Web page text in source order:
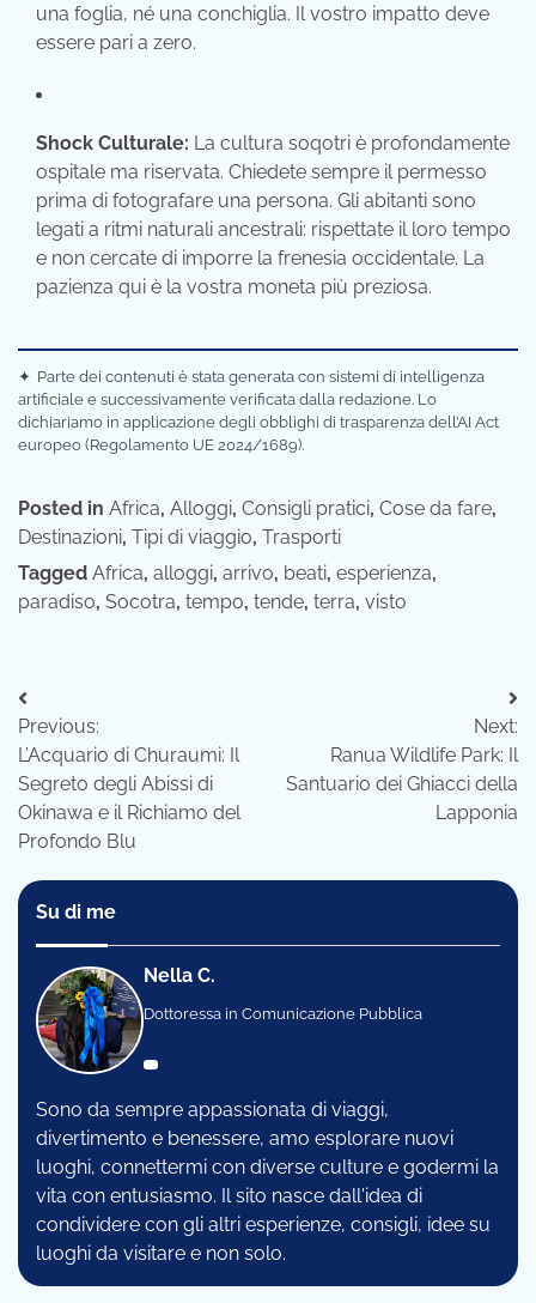
una foglia, né una conchiglia. Il vostro impatto deve
essere pari a zero.
Shock Culturale: La cultura soqotri è profondamente
ospitale ma riservata. Chiedete sempre il permesso
prima di fotografare una persona. Gli abitanti sono
legati a ritmi naturali ancestrali: rispettate il loro tempo
e non cercate di imporre la frenesia occidentale. La
pazienza qui è la vostra moneta più preziosa.
✦ Parte dei contenuti è stata generata con sistemi di intelligenza
artificiale e successivamente verificata dalla redazione. Lo
dichiariamo in applicazione degli obblighi di trasparenza dell’AI Act
europeo (Regolamento UE 2024/1689).
Posted in Africa, Alloggi, Consigli pratici, Cose da fare,
Destinazioni, Tipi di viaggio, Trasporti
Tagged Africa, alloggi, arrivo, beati, esperienza,
paradiso, Socotra, tempo, tende, terra, visto
Navigazione
articoli
Previous:
L’Acquario di Churaumi: Il
Segreto degli Abissi di
Okinawa e il Richiamo del
Profondo Blu
Next:
Ranua Wildlife Park: Il
Santuario dei Ghiacci della
Lapponia
Su di me
Nella C.
Dottoressa in Comunicazione Pubblica
Sono da sempre appassionata di viaggi,
divertimento e benessere, amo esplorare nuovi
luoghi, connettermi con diverse culture e godermi la
vita con entusiasmo. Il sito nasce dall'idea di
condividere con gli altri esperienze, consigli, idee su
luoghi da visitare e non solo.